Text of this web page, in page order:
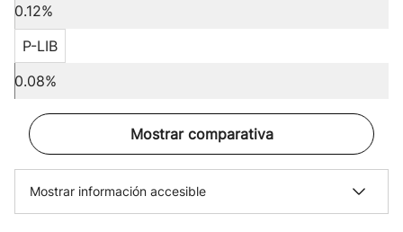
0.12%
P-LIB
0.08%
Mostrar comparativa
Mostrar información accesible